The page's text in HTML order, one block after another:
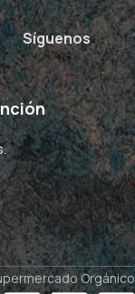
Síguenos
Orgánico